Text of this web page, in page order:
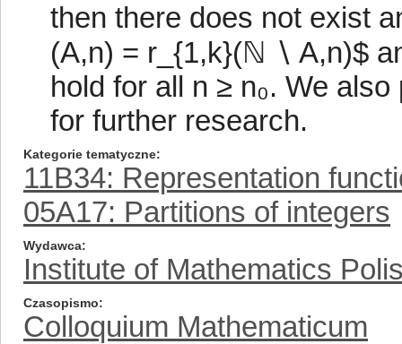
then there does not exist
(A,n) = r_{1,k}(ℕ ∖ A,n)$
hold for all n ≥ n₀. We
for further research.
Kategorie tematyczne
11B34: Representation
05A17: Partitions of integers
Wydawca
Institute of Mathematics
Czasopismo
Colloquium Mathematicum